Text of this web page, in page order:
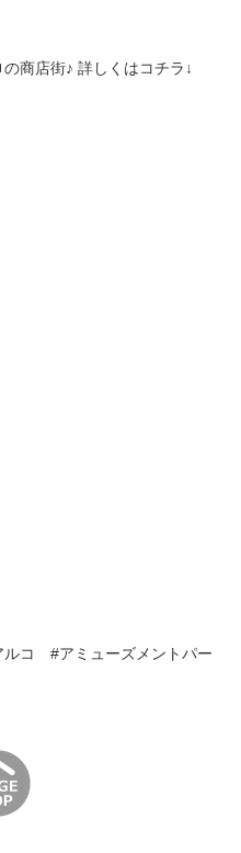
商店街♪ 詳しくはコチラ↓
コ #アミューズメントパー